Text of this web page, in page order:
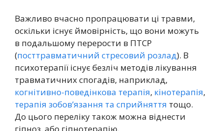
Важливо вчасно пропрацювати ці травми,
оскільки існує ймовірність, що вони можуть
в подальшому перерости в ПТСР
(посттравматичний стресовий розлад). В
психотерапії існує безліч методів лікування
травматичних спогадів, наприклад,
когнітивно-поведінкова терапія, кінотерапія,
терапія зобов’язання та сприйняття тощо.
До цього переліку також можна віднести